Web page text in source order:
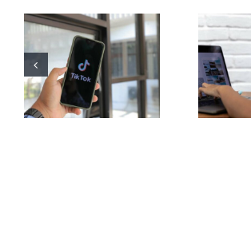
Reichweite
maximieren:
Effektive
Cross-
Platform-
Posting-
für